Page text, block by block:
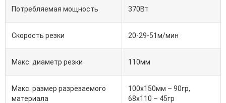
Потребляемая мощность 370Вт
Скорость резки 20-29-51м/мин
Макс. диаметр резки 110мм
Макс. размер разрезаемого
материала
100х150мм – 90гр,
68х110 – 45гр